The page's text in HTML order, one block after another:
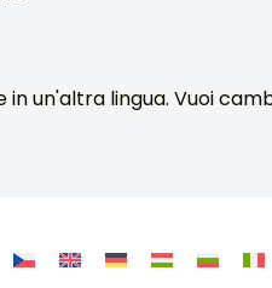
un'altra lingua. Vuoi